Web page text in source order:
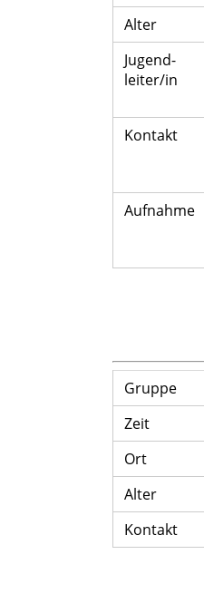
Alter
Jugend-
leiter/in
Kontakt
Aufnahme
Gruppe
Zeit
Ort
Alter
Kontakt